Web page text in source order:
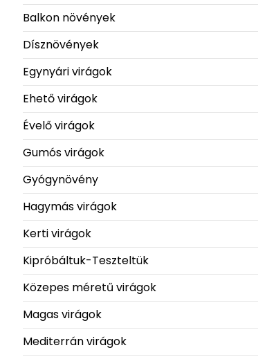
Balkon növények
Dísznövények
Egynyári virágok
Ehető virágok
Évelő virágok
Gumós virágok
Gyógynövény
Hagymás virágok
Kerti virágok
Kipróbáltuk-Teszteltük
Közepes méretű virágok
Magas virágok
Mediterrán virágok